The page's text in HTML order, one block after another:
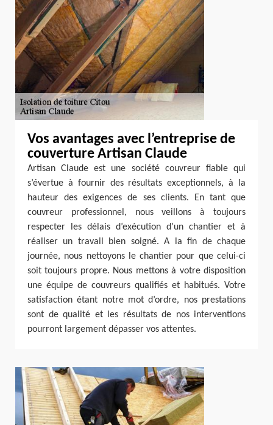
Vos avantages avec l’entreprise de
couverture Artisan Claude
Artisan Claude est une société couvreur fiable qui
s’évertue à fournir des résultats exceptionnels, à la
hauteur des exigences de ses clients. En tant que
couvreur professionnel, nous veillons à toujours
respecter les délais d’exécution d’un chantier et à
réaliser un travail bien soigné. A la fin de chaque
journée, nous nettoyons le chantier pour que celui-ci
soit toujours propre. Nous mettons à votre disposition
une équipe de couvreurs qualifiés et habitués. Votre
satisfaction étant notre mot d’ordre, nos prestations
sont de qualité et les résultats de nos interventions
pourront largement dépasser vos attentes.